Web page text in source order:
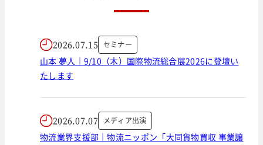
2026.07.15 セミナー
山本 夢人｜9/10（木）国際物流総合展2026に登壇い
たします
2026.07.07 メディア出演
物流業界支援部｜物流ニッポン「大同貨物買収 事業譲